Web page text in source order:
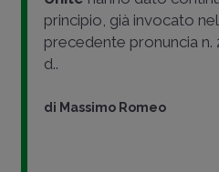
principio, già invocato
precedente pronuncia n.
d..
di Massimo Romeo